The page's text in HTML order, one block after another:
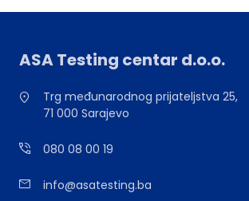
ASA Testing centar d.o.o.
Trg međunarodnog prijateljstva 25,
71 000 Sarajevo
080 08 00 19
info@asatesting.ba